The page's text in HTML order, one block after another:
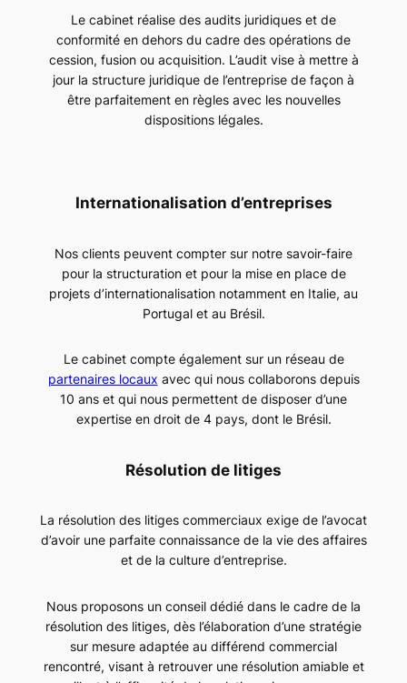
Le cabinet réalise des audits juridiques et de
conformité en dehors du cadre des opérations de
cession, fusion ou acquisition. L’audit vise à mettre à
jour la structure juridique de l’entreprise de façon à
être parfaitement en règles avec les nouvelles
dispositions légales.
Internationalisation d’entreprises
Nos clients peuvent compter sur notre savoir-faire
pour la structuration et pour la mise en place de
projets d’internationalisation notamment en Italie, au
Portugal et au Brésil.
Le cabinet compte également sur un réseau de
partenaires locaux avec qui nous collaborons depuis
10 ans et qui nous permettent de disposer d’une
expertise en droit de 4 pays, dont le Brésil.
Résolution de litiges
La résolution des litiges commerciaux exige de l’avocat
d’avoir une parfaite connaissance de la vie des affaires
et de la culture d’entreprise.
Nous proposons un conseil dédié dans le cadre de la
résolution des litiges, dès l’élaboration d’une stratégie
sur mesure adaptée au différend commercial
rencontré, visant à retrouver une résolution amiable et